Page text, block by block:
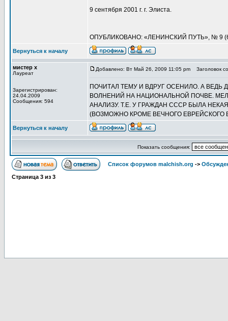
9 сентября 2001 г. г. Элиста.
ОПУБЛИКОВАНО: «ЛЕНИНСКИЙ ПУТЬ», № 9
Вернуться к началу
мистер х
Лауреат
Зарегистрирован:
24.04.2009
Сообщения: 594
Добавлено: Вт Май 26, 2009 11:05 pm Заголовок
ПОЧИТАЛ ТЕМУ И ВДРУГ ОСЕНИЛО. А
ВОЛНЕНИЙ НА НАЦИОНАЛЬНОЙ ПОЧВЕ.
АНАЛИЗУ. Т.Е. У ГРАЖДАН СССР БЫЛА
(ВОЗМОЖНО КРОМЕ ВЕЧНОГО
Вернуться к началу
Показать сообщения:
Список форумов malchish.org ->
Страница 3 из 3